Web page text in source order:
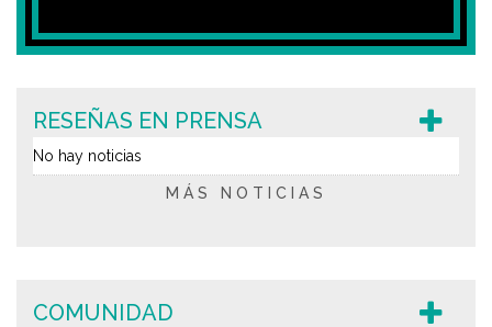
RESEÑAS EN PRENSA
No hay noticias
MÁS NOTICIAS
COMUNIDAD